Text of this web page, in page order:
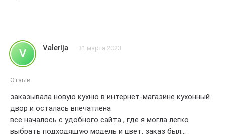
V Valerija 31 марта 2023
Отзыв
заказывала новую кухню в интернет-магазине кухонный
двор и осталась впечатлена
все началось с удобного сайта , где я могла легко
выбрать подходящую модель и цвет. заказ был